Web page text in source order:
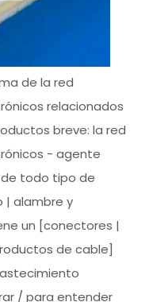
de la red
relacionados
breve: la red
- agente
todo tipo de
| alambre y
un [conectores |
de cable]
/ para entender